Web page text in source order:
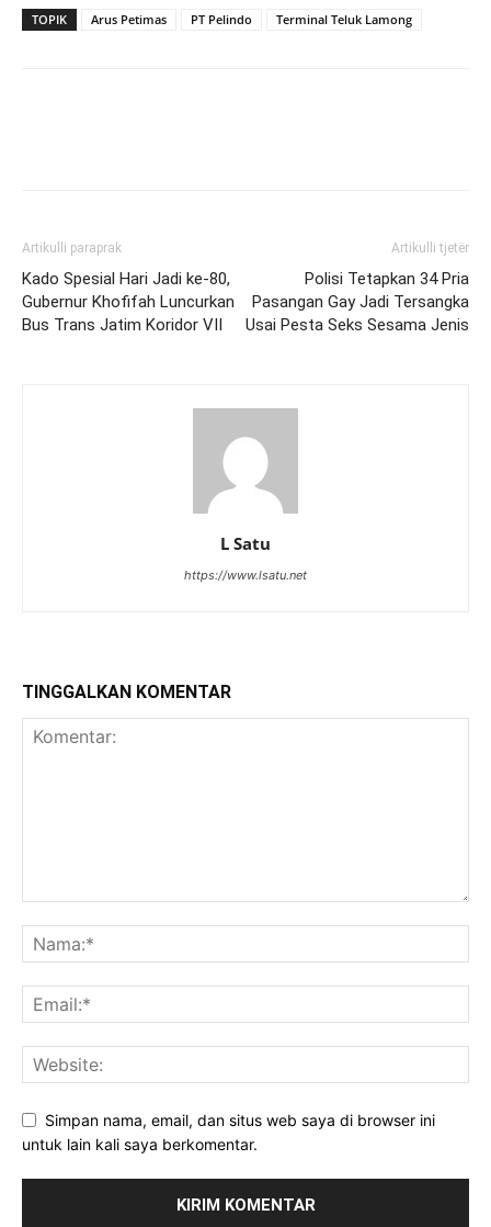
TOPIK Arus Petimas PT Pelindo Terminal Teluk Lamong
Artikulli paraprak
Kado Spesial Hari Jadi ke-80,
Gubernur Khofifah Luncurkan
Bus Trans Jatim Koridor VII
Artikulli tjetër
Polisi Tetapkan 34 Pria
Pasangan Gay Jadi Tersangka
Usai Pesta Seks Sesama Jenis
L Satu
https://www.lsatu.net
TINGGALKAN KOMENTAR
Simpan nama, email, dan situs web saya di browser ini
untuk lain kali saya berkomentar.